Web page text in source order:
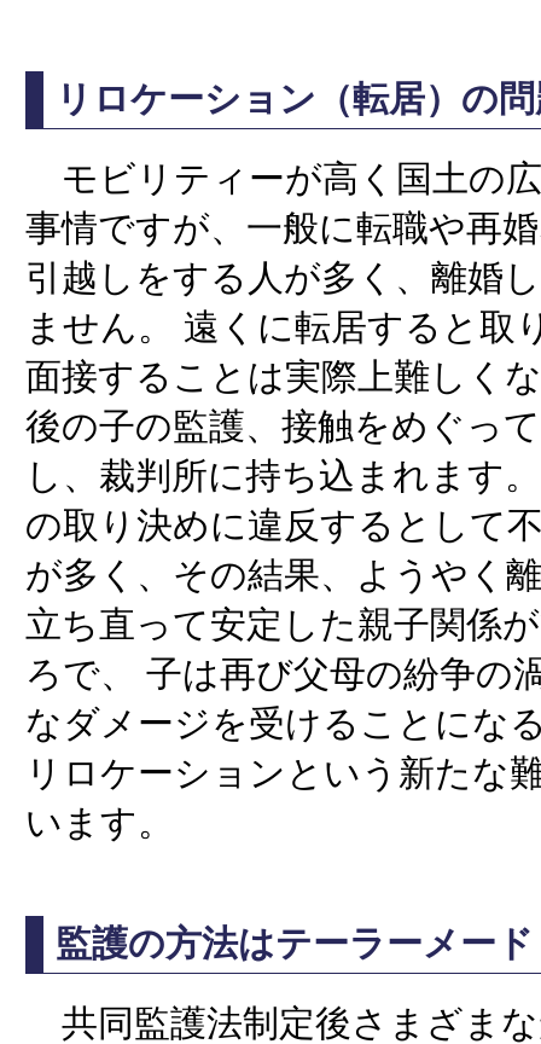
リロケーション（転居）の
モビリティーが高く国土の
事情ですが、一般に転職や再
引越しをする人が多く、離婚
ません。 遠くに転居すると取
面接することは実際上難しく
後の子の監護、接触をめぐっ
し、裁判所に持ち込まれます
の取り決めに違反するとして
が多く、その結果、ようやく
立ち直って安定した親子関係
ろで、 子は再び父母の紛争の
なダメージを受けることにな
リロケーションという新たな
います。
監護の方法はテーラーメー
共同監護法制定後さまざま